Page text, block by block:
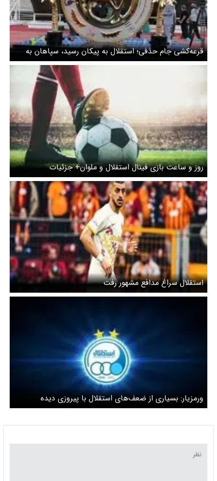
قرعه‌کشی جام‌ حذفی؛ استقلال به پیکان رسید، سپاهان به
ملوان
روز و ساعت بازی فینال استقلال و ملوان+ جزئیات
استقلال سراغ مدافع مشهور رفت
ورمزیار: بسیاری از ضعف‌های استقلال با پیروزی دیده
نمی‌شود